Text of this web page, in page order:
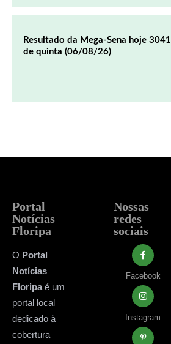
Resultado da Mega-Sena hoje 3041
de quinta (06/08/26)
Portal
Notícias
Floripa
O Portal
Notícias
Floripaé um
portal local
dedicado à
cobertura
Nossas
redes
sociais
Facebook
Instagram